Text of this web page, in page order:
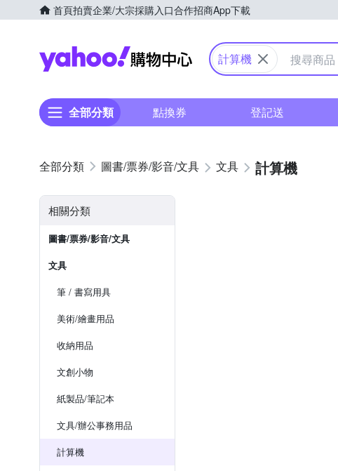
首頁拍賣企業/大宗採購入口合作招商App下載
Yahoo購物中心
計算機
全部分類 點換券 登記送
圖書/票券/影音/文具 文具 計算機
相關分類
圖書/票券/影音/文具
文具
筆 / 書寫用具
美術/繪畫用品
收納用品
文創小物
紙製品/筆記本
文具/辦公事務用品
計算機